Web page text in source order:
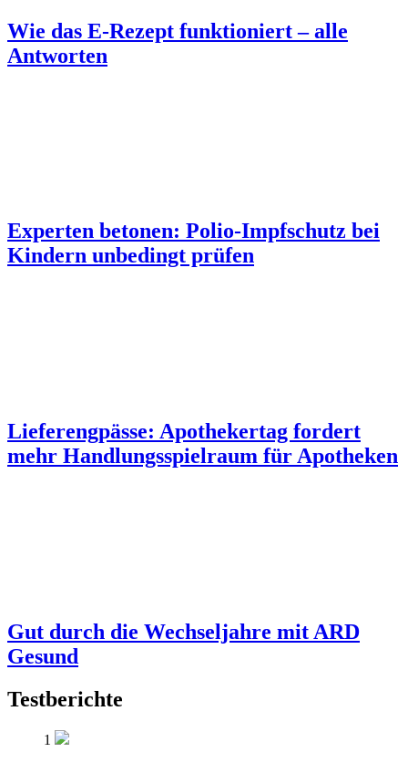
Wie das E-Rezept funktioniert – alle
Antworten
Experten betonen: Polio-Impfschutz bei
Kindern unbedingt prüfen
Lieferengpässe: Apothekertag fordert
mehr Handlungsspielraum für Apotheken
Gut durch die Wechseljahre mit ARD
Gesund
Testberichte
1